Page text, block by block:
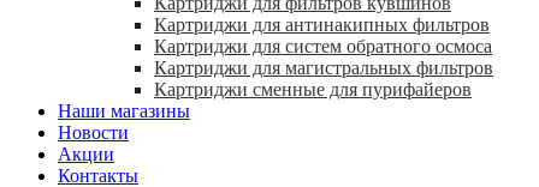
Картриджи для антинакипных фильтров
Картриджи для систем обратного осмоса
Картриджи для магистральных фильтров
Картриджи сменные для пурифайеров
Наши магазины
Новости
Акции
Контакты